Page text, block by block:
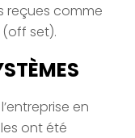
reçues comme
set).
en
ont été